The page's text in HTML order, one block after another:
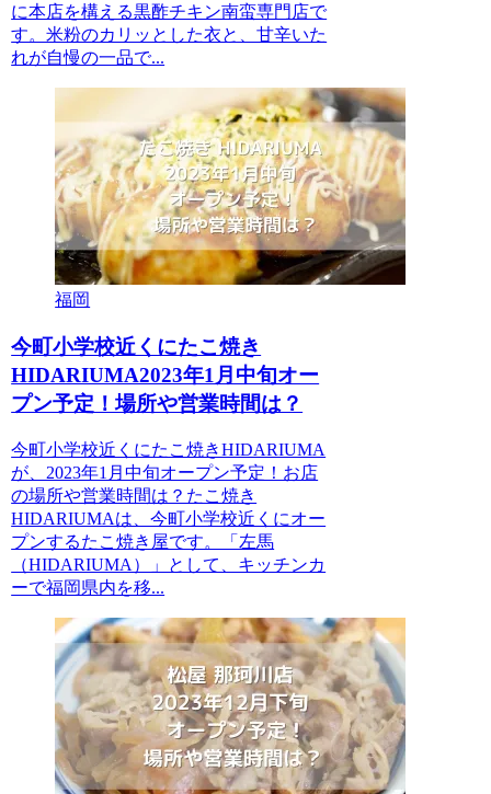
に本店を構える黒酢チキン南蛮専門店で
す。米粉のカリッとした衣と、甘辛いた
れが自慢の一品で...
福岡
今町小学校近くにたこ焼き
HIDARIUMA2023年1月中旬オー
プン予定！場所や営業時間は？
今町小学校近くにたこ焼きHIDARIUMA
が、2023年1月中旬オープン予定！お店
の場所や営業時間は？たこ焼き
HIDARIUMAは、今町小学校近くにオー
プンするたこ焼き屋です。「左馬
（HIDARIUMA）」として、キッチンカ
ーで福岡県内を移...